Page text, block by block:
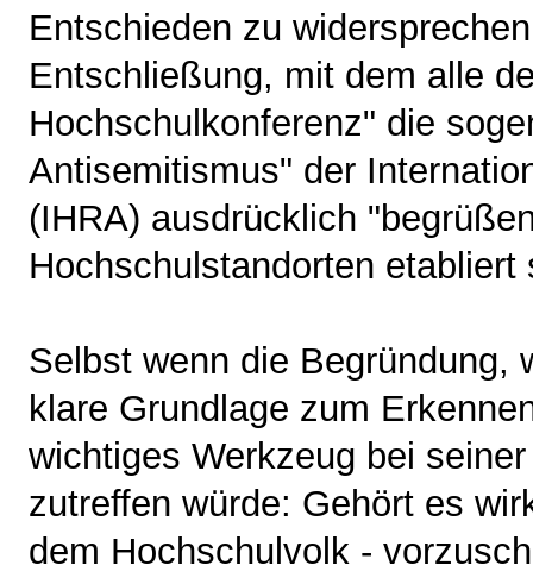
Entschieden zu
Entschließung, mit dem alle
Hochschulkonferenz" die
Antisemitismus" der
(IHRA) ausdrücklich
Hochschulstandorten
Selbst wenn die Begründung,
klare Grundlage zum
wichtiges Werkzeug bei
zutreffen würde: Gehört es
dem Hochschulvolk -